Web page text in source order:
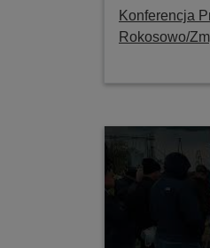
Konferencja
Rokosowo/